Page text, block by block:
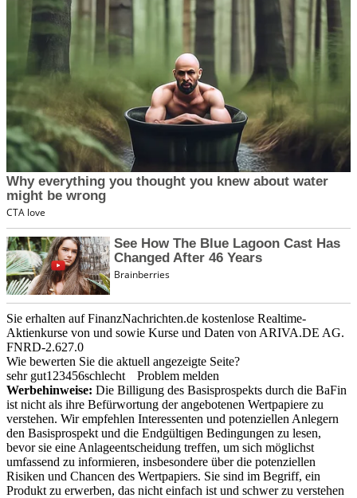
Sie erhalten auf FinanzNachrichten.de kostenlose Realtime-
Aktienkurse von und sowie Kurse und Daten von ARIVA.DE AG.
FNRD-2.627.0
Wie bewerten Sie die aktuell angezeigte Seite?
sehr gut1 23456schlecht
Problem melden
Werbehinweise: Die Billigung des Basisprospekts durch die BaFin
ist nicht als ihre Befürwortung der angebotenen Wertpapiere zu
verstehen. Wir empfehlen Interessenten und potenziellen Anlegern
den Basisprospekt und die Endgültigen Bedingungen zu lesen,
bevor sie eine Anlageentscheidung treffen, um sich möglichst
umfassend zu informieren, insbesondere über die potenziellen
Risiken und Chancen des Wertpapiers. Sie sind im Begriff, ein
Produkt zu erwerben, das nicht einfach ist und schwer zu verstehen